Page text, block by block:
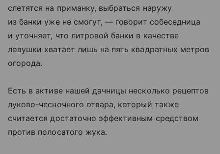
слетятся на приманку, выбраться наружу
из банки уже не смогут, — говорит собеседница
и уточняет, что литровой банки в качестве
ловушки хватает лишь на пять квадратных метров
огорода.
Есть в активе нашей дачницы несколько рецептов
луково-чесночного отвара, который также
считается достаточно эффективным средством
против полосатого жука.